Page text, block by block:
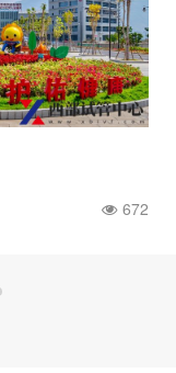
568